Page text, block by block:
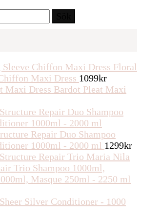
Floral
Maxi Dress 1099kr
Bardot Pleat Maxi
Repair Duo Shampoo
1000ml - 2000 ml 1299kr
Maria Nila
Trio Shampoo 1000ml,
Masque 250ml - 2250 ml